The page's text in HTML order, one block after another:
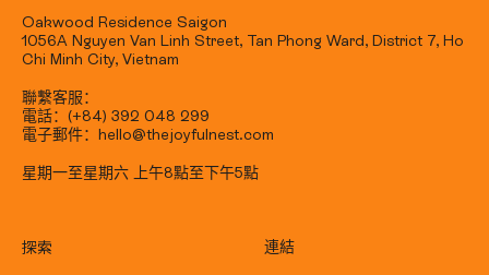
Oakwood Residence Saigon
1056A Nguyen Van Linh Street, Tan Phong Ward, District 7, Ho
Chi Minh City, Vietnam
聯繫客服：
電話：(+84) 392 048 299
電子郵件：hello@thejoyfulnest.com
星期一至星期六 上午8點至下午5點
探索 連結